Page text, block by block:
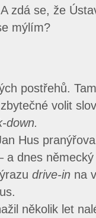
zdá se, že
mýlím?
postřehů.
volit
down.
Hus
a dnes
drive-in na
několik let